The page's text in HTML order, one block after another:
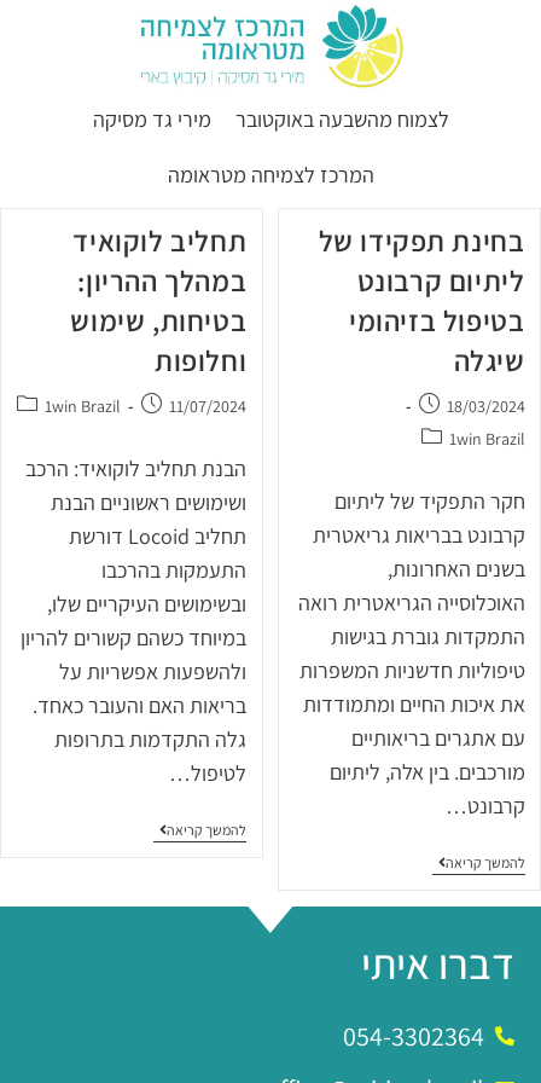
לצמוח מהשבעה באוקטובר
מירי גד מסיקה
המרכז לצמיחה מטראומה
תחליב לוקואיד
במהלך ההריון:
בטיחות, שימוש
וחלופות
11/07/2024
1win Brazil
הבנת תחליב לוקואיד: הרכב
ושימושים ראשוניים הבנת
תחליב Locoid דורשת
התעמקות בהרכבו
ובשימושים העיקריים שלו,
במיוחד כשהם קשורים להריון
ולהשפעות אפשריות על
בריאות האם והעובר כאחד.
גלה התקדמות בתרופות
לטיפול…
להמשך קריאה
בחינת תפקידו של
ליתיום קרבונט
בטיפול בזיהומי
שיגלה
18/03/2024
1win Brazil
חקר התפקיד של ליתיום
קרבונט בבריאות גריאטרית
בשנים האחרונות,
האוכלוסייה הגריאטרית רואה
התמקדות גוברת בגישות
טיפוליות חדשניות המשפרות
את איכות החיים ומתמודדות
עם אתגרים בריאותיים
מורכבים. בין אלה, ליתיום
קרבונט…
להמשך קריאה
דברו איתי
054-3302364